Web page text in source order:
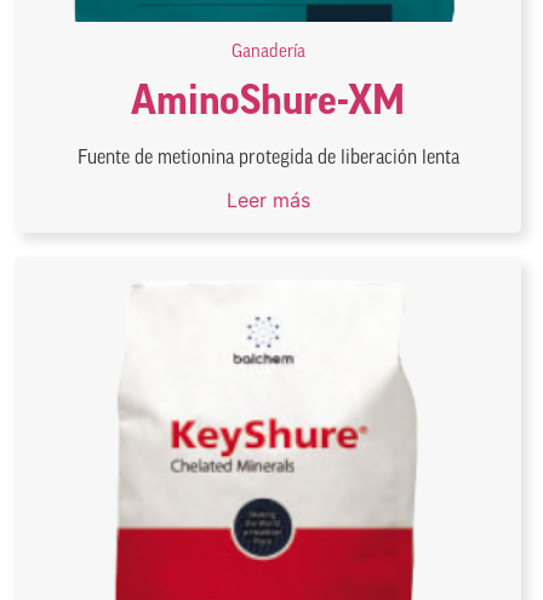
Ganadería
AminoShure-XM
Fuente de metionina protegida de liberación lenta
Leer más